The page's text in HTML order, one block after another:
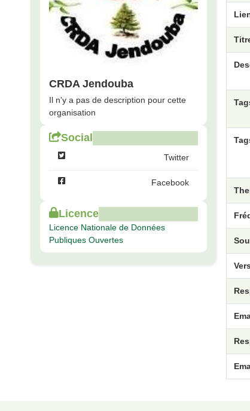
CRDA Jendouba
Il n'y a pas de description pour cette
organisation
Social
Twitter
Facebook
Licence
Licence Nationale de Données
Publiques Ouvertes